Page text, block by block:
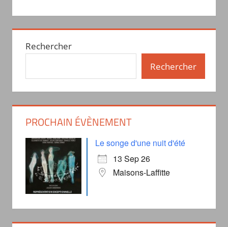
Rechercher
Rechercher
PROCHAIN ÉVÈNEMENT
Le songe d'une nuit d'été
13 Sep 26
Maisons-Laffitte